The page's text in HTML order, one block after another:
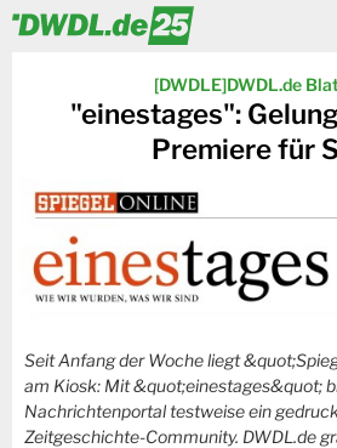
[DWDLE]DWDL.de
"einestages":
Premiere für
Seit Anfang der Woche liegt
am Kiosk: Mit &quot;einestages&quot;
Nachrichtenportal testweise ein
Zeitgeschichte-Community. DWDL.de